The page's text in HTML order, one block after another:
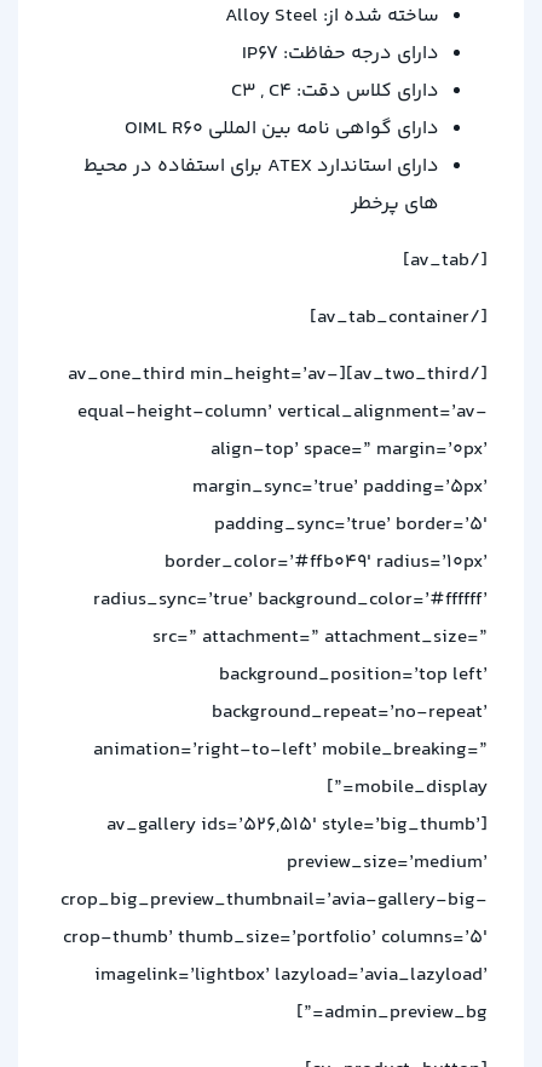
ساخته شده از: Alloy Steel
دارای درجه حفاظت: IP67
دارای کلاس دقت: C3 , C4
دارای گواهی نامه بین المللی OIML R60
دارای استاندارد ATEX برای استفاده در محیط
های پرخطر
[/av_tab]
[/av_tab_container]
[/av_two_third][av_one_third min_height=’av-
equal-height-column’ vertical_alignment=’av-
align-top’ space=” margin=’0px’
margin_sync=’true’ padding=’5px’
padding_sync=’true’ border=’5′
border_color=’#ffb049′ radius=’10px’
radius_sync=’true’ background_color=’#ffffff’
src=” attachment=” attachment_size=”
background_position=’top left’
background_repeat=’no-repeat’
animation=’right-to-left’ mobile_breaking=”
mobile_display=”]
[av_gallery ids=’526,515′ style=’big_thumb’
preview_size=’medium’
crop_big_preview_thumbnail=’avia-gallery-big-
crop-thumb’ thumb_size=’portfolio’ columns=’5′
imagelink=’lightbox’ lazyload=’avia_lazyload’
admin_preview_bg=”]